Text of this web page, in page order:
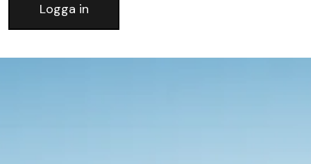
Logga in